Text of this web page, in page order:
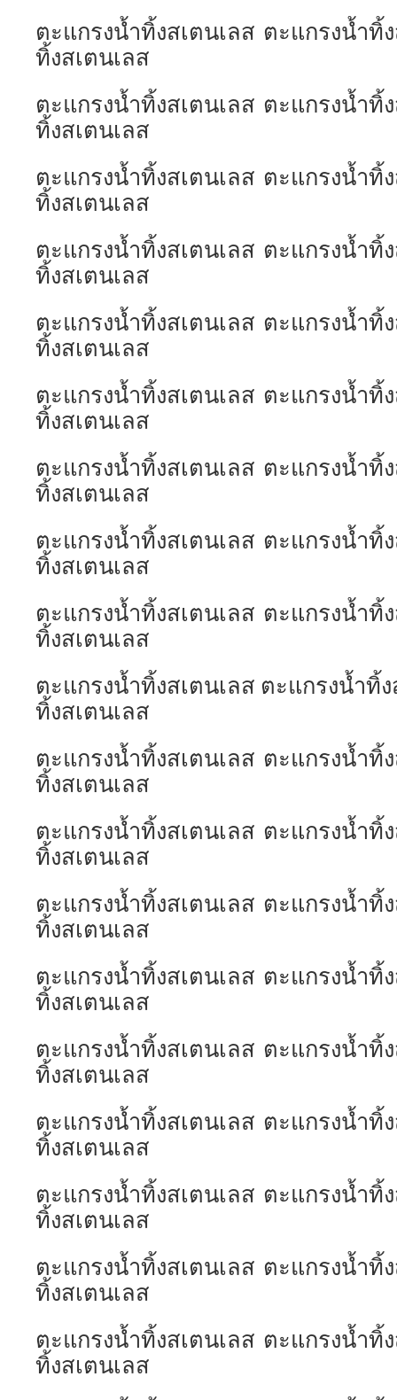
ตะแกรงน้ำทิ้งสเตนเลส ตะแกรงน้ำทิ้
ทิ้งสเตนเลส
ตะแกรงน้ำทิ้งสเตนเลส ตะแกรงน้ำทิ้
ทิ้งสเตนเลส
ตะแกรงน้ำทิ้งสเตนเลส ตะแกรงน้ำทิ้
ทิ้งสเตนเลส
ตะแกรงน้ำทิ้งสเตนเลส ตะแกรงน้ำทิ้
ทิ้งสเตนเลส
ตะแกรงน้ำทิ้งสเตนเลส ตะแกรงน้ำทิ้
ทิ้งสเตนเลส
ตะแกรงน้ำทิ้งสเตนเลส ตะแกรงน้ำทิ้
ทิ้งสเตนเลส
ตะแกรงน้ำทิ้งสเตนเลส ตะแกรงน้ำทิ้
ทิ้งสเตนเลส
ตะแกรงน้ำทิ้งสเตนเลส ตะแกรงน้ำทิ้
ทิ้งสเตนเลส
ตะแกรงน้ำทิ้งสเตนเลส ตะแกรงน้ำทิ้
ทิ้งสเตนเลส
ตะแกรงน้ำทิ้งสเตนเลส ตะแกรงน้ำทิ้
ทิ้งสเตนเลส
ตะแกรงน้ำทิ้งสเตนเลส ตะแกรงน้ำทิ้
ทิ้งสเตนเลส
ตะแกรงน้ำทิ้งสเตนเลส ตะแกรงน้ำทิ้
ทิ้งสเตนเลส
ตะแกรงน้ำทิ้งสเตนเลส ตะแกรงน้ำทิ้
ทิ้งสเตนเลส
ตะแกรงน้ำทิ้งสเตนเลส ตะแกรงน้ำทิ้
ทิ้งสเตนเลส
ตะแกรงน้ำทิ้งสเตนเลส ตะแกรงน้ำทิ้
ทิ้งสเตนเลส
ตะแกรงน้ำทิ้งสเตนเลส ตะแกรงน้ำทิ้
ทิ้งสเตนเลส
ตะแกรงน้ำทิ้งสเตนเลส ตะแกรงน้ำทิ้
ทิ้งสเตนเลส
ตะแกรงน้ำทิ้งสเตนเลส ตะแกรงน้ำทิ้
ทิ้งสเตนเลส
ตะแกรงน้ำทิ้งสเตนเลส ตะแกรงน้ำทิ้
ทิ้งสเตนเลส